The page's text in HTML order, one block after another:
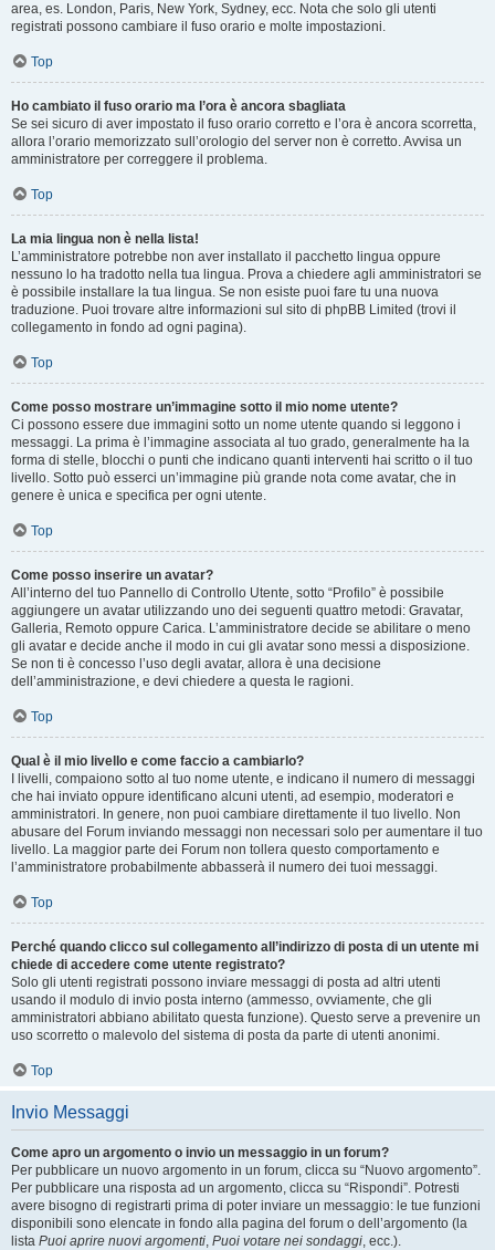
area, es. London, Paris, New York, Sydney, ecc. Nota che solo gli utenti
registrati possono cambiare il fuso orario e molte impostazioni.
Top
Ho cambiato il fuso orario ma l’ora è ancora sbagliata
Se sei sicuro di aver impostato il fuso orario corretto e l’ora è ancora scorretta,
allora l’orario memorizzato sull’orologio del server non è corretto. Avvisa un
amministratore per correggere il problema.
Top
La mia lingua non è nella lista!
L’amministratore potrebbe non aver installato il pacchetto lingua oppure
nessuno lo ha tradotto nella tua lingua. Prova a chiedere agli amministratori se
è possibile installare la tua lingua. Se non esiste puoi fare tu una nuova
traduzione. Puoi trovare altre informazioni sul sito di phpBB Limited (trovi il
collegamento in fondo ad ogni pagina).
Top
Come posso mostrare un’immagine sotto il mio nome utente?
Ci possono essere due immagini sotto un nome utente quando si leggono i
messaggi. La prima è l’immagine associata al tuo grado, generalmente ha la
forma di stelle, blocchi o punti che indicano quanti interventi hai scritto o il tuo
livello. Sotto può esserci un’immagine più grande nota come avatar, che in
genere è unica e specifica per ogni utente.
Top
Come posso inserire un avatar?
All’interno del tuo Pannello di Controllo Utente, sotto “Profilo” è possibile
aggiungere un avatar utilizzando uno dei seguenti quattro metodi: Gravatar,
Galleria, Remoto oppure Carica. L’amministratore decide se abilitare o meno
gli avatar e decide anche il modo in cui gli avatar sono messi a disposizione.
Se non ti è concesso l’uso degli avatar, allora è una decisione
dell’amministrazione, e devi chiedere a questa le ragioni.
Top
Qual è il mio livello e come faccio a cambiarlo?
I livelli, compaiono sotto al tuo nome utente, e indicano il numero di messaggi
che hai inviato oppure identificano alcuni utenti, ad esempio, moderatori e
amministratori. In genere, non puoi cambiare direttamente il tuo livello. Non
abusare del Forum inviando messaggi non necessari solo per aumentare il tuo
livello. La maggior parte dei Forum non tollera questo comportamento e
l’amministratore probabilmente abbasserà il numero dei tuoi messaggi.
Top
Perché quando clicco sul collegamento all’indirizzo di posta di un utente mi
chiede di accedere come utente registrato?
Solo gli utenti registrati possono inviare messaggi di posta ad altri utenti
usando il modulo di invio posta interno (ammesso, ovviamente, che gli
amministratori abbiano abilitato questa funzione). Questo serve a prevenire un
uso scorretto o malevolo del sistema di posta da parte di utenti anonimi.
Top
Invio Messaggi
Come apro un argomento o invio un messaggio in un forum?
Per pubblicare un nuovo argomento in un forum, clicca su “Nuovo argomento”.
Per pubblicare una risposta ad un argomento, clicca su “Rispondi”. Potresti
avere bisogno di registrarti prima di poter inviare un messaggio: le tue funzioni
disponibili sono elencate in fondo alla pagina del forum o dell’argomento (la
lista Puoi aprire nuovi argomenti, Puoi votare nei sondaggi, ecc.).